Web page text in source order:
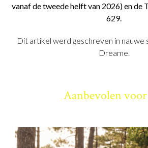
vanaf de tweede helft van 2026) en de
629.
Dit artikel werd geschreven in nauwe
Dreame.
Aanbevolen